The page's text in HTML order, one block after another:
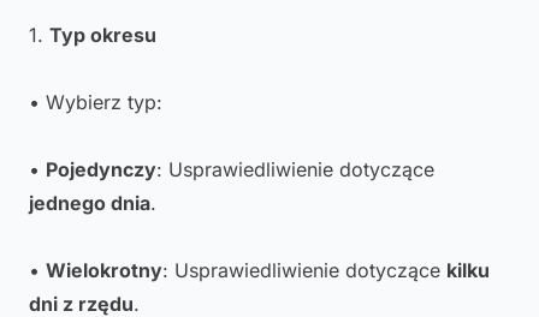
1. Typ okresu
• Wybierz typ:
• Pojedynczy: Usprawiedliwienie dotyczące
jednego dnia.
• Wielokrotny: Usprawiedliwienie dotyczące kilku
dni z rzędu.